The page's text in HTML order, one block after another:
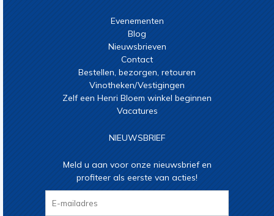
Evenementen
Blog
Nieuwsbrieven
Contact
Bestellen, bezorgen, retouren
Vinotheken/Vestigingen
Zelf een Henri Bloem winkel beginnen
Vacatures
NIEUWSBRIEF
Meld u aan voor onze nieuwsbrief en
profiteer als eerste van acties!